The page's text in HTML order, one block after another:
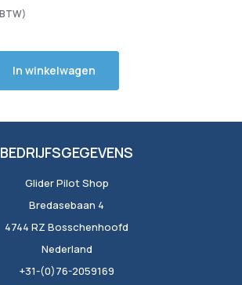
In winkelwagen
BEDRIJFSGEGEVENS
Glider Pilot Shop
Bredasebaan 4
4744 RZ Bosschenhoofd
Nederland
+31-(0)76-2059169